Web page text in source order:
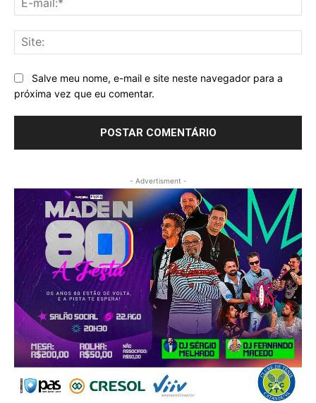
Salve meu nome, e-mail e site neste navegador para a
próxima vez que eu comentar.
- Advertisment -